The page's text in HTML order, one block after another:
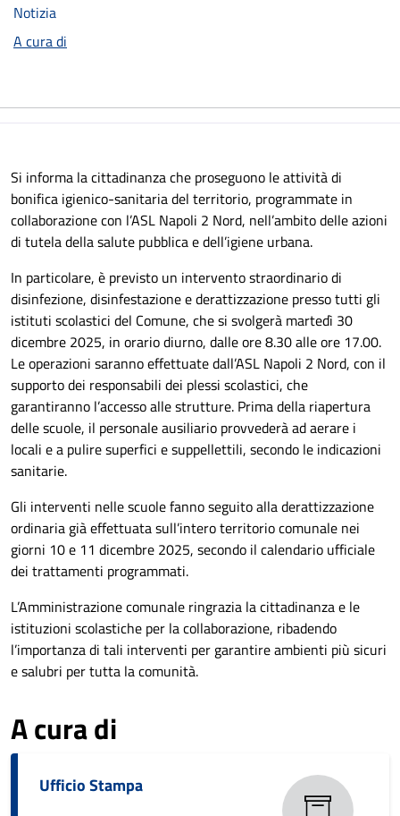
Notizia
A cura di
Si informa la cittadinanza che proseguono le attività di
bonifica igienico-sanitaria del territorio, programmate in
collaborazione con l’ASL Napoli 2 Nord, nell’ambito delle azioni
di tutela della salute pubblica e dell’igiene urbana.
In particolare, è previsto un intervento straordinario di
disinfezione, disinfestazione e derattizzazione presso tutti gli
istituti scolastici del Comune, che si svolgerà martedì 30
dicembre 2025, in orario diurno, dalle ore 8.30 alle ore 17.00.
Le operazioni saranno effettuate dall’ASL Napoli 2 Nord, con il
supporto dei responsabili dei plessi scolastici, che
garantiranno l’accesso alle strutture. Prima della riapertura
delle scuole, il personale ausiliario provvederà ad aerare i
locali e a pulire superfici e suppellettili, secondo le indicazioni
sanitarie.
Gli interventi nelle scuole fanno seguito alla derattizzazione
ordinaria già effettuata sull’intero territorio comunale nei
giorni 10 e 11 dicembre 2025, secondo il calendario ufficiale
dei trattamenti programmati.
L’Amministrazione comunale ringrazia la cittadinanza e le
istituzioni scolastiche per la collaborazione, ribadendo
l’importanza di tali interventi per garantire ambienti più sicuri
e salubri per tutta la comunità.
A cura di
Ufficio Stampa